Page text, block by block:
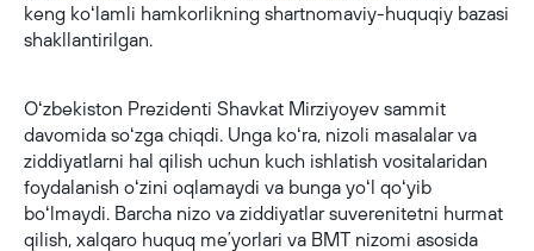
keng koʻlamli hamkorlikning shartnomaviy-huquqiy bazasi
shakllantirilgan.
Oʻzbekiston Prezidenti Shavkat Mirziyoyev sammit
davomida soʻzga chiqdi. Unga koʻra, nizoli masalalar va
ziddiyatlarni hal qilish uchun kuch ishlatish vositalaridan
foydalanish oʻzini oqlamaydi va bunga yoʻl qoʻyib
boʻlmaydi. Barcha nizo va ziddiyatlar suverenitetni hurmat
qilish, xalqaro huquq meʼyorlari va BMT nizomi asosida